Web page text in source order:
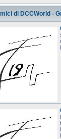
di DCCWorld -